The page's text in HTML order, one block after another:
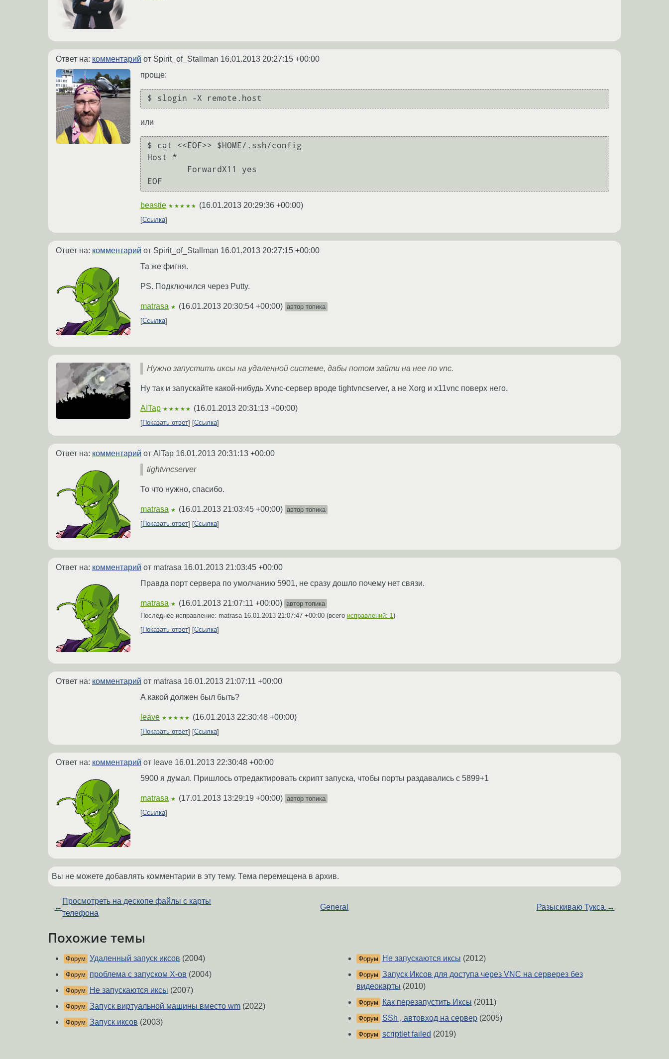
Ответ на: комментарий от Spirit_of_Stallman 16.01.2013 20:27:15 +00:00
проще:
$ slogin -X remote.host
или
$ cat <<EOF>> $HOME/.ssh/config
Host *
EOF
beastie ★★★★★ (16.01.2013 20:29:36 +00:00)
Ссылка
Ответ на: комментарий от Spirit_of_Stallman 16.01.2013 20:27:15 +00:00
Та же фигня.
PS. Подключился через Putty.
matrasa ★ (16.01.2013 20:30:54 +00:00) автор топика
Ссылка
Нужно запустить иксы на удаленной системе, дабы потом зайти на нее по vnc.
Ну так и запускайте какой-нибудь Xvnc-сервер вроде tightvncserver, а не Xorg и x11vnc поверх него.
AITap ★★★★★ (16.01.2013 20:31:13 +00:00)
Показать ответ Ссылка
Ответ на: комментарий от AITap 16.01.2013 20:31:13 +00:00
tightvncserver
То что нужно, спасибо.
matrasa ★ (16.01.2013 21:03:45 +00:00) автор топика
Показать ответ
Ссылка
Ответ на: комментарий от matrasa 16.01.2013 21:03:45 +00:00
Правда порт сервера по умолчанию 5901, не сразу дошло почему нет связи.
matrasa ★ (16.01.2013 21:07:11 +00:00) автор топика
Последнее исправление: matrasa 16.01.2013 21:07:47 +00:00 (всего исправлений: 1 )
Показать ответ
Ссылка
Ответ на: комментарий от matrasa 16.01.2013 21:07:11 +00:00
А какой должен был быть?
leave ★★★★★ (16.01.2013 22:30:48 +00:00)
Показать ответ Ссылка
Ответ на: комментарий от leave 16.01.2013 22:30:48 +00:00
5900 я думал. Пришлось отредактировать скрипт запуска, чтобы порты раздавались с 5899+1
matrasa ★ (17.01.2013 13:29:19 +00:00) автор топика
Ссылка
Вы не можете добавлять комментарии в эту тему. Тема перемещена в архив.
←
Просмотреть на дескопе файлы с карты
телефона
General Разыскиваю Тукса. →
Похожие темы
Форум Удаленный запуск иксов (2004)
Форум проблема с запуском X-ов (2004)
Форум Не запускаются иксы (2007)
Форум Запуск виртуальной машины вместо wm (2022)
Форум Запуск иксов (2003)
Форум Не запускаются иксы (2012)
Форум Запуск Иксов для доступа через VNC на серверез без
видеокарты (2010)
Форум Как перезапустить Иксы (2011)
Форум SSh , автовход на сервер(2005)
Форум scriptlet failed (2019)